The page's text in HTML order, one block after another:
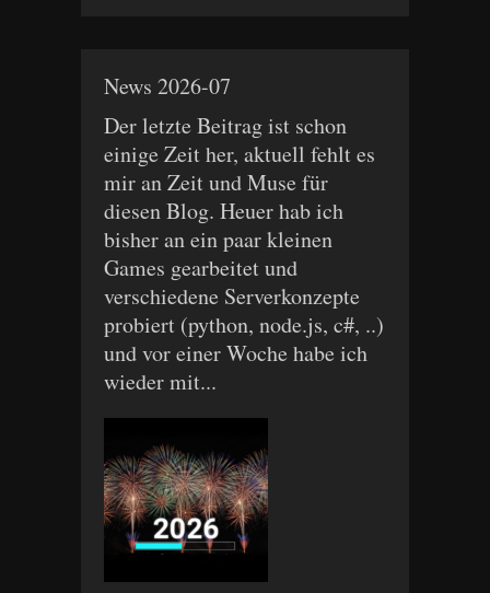
News 2026-07
Der letzte Beitrag ist schon
einige Zeit her, aktuell fehlt es
mir an Zeit und Muse für
diesen Blog. Heuer hab ich
bisher an ein paar kleinen
Games gearbeitet und
verschiedene Serverkonzepte
probiert (python, node.js, c#, ..)
und vor einer Woche habe ich
wieder mit...